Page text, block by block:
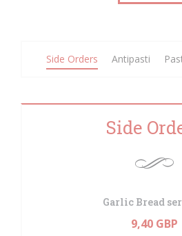
Side Orders Antipasti
Side
Garlic Bread
9,40 GBP